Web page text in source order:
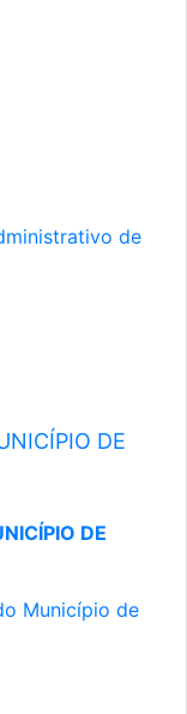
de
DE
DE
Município de